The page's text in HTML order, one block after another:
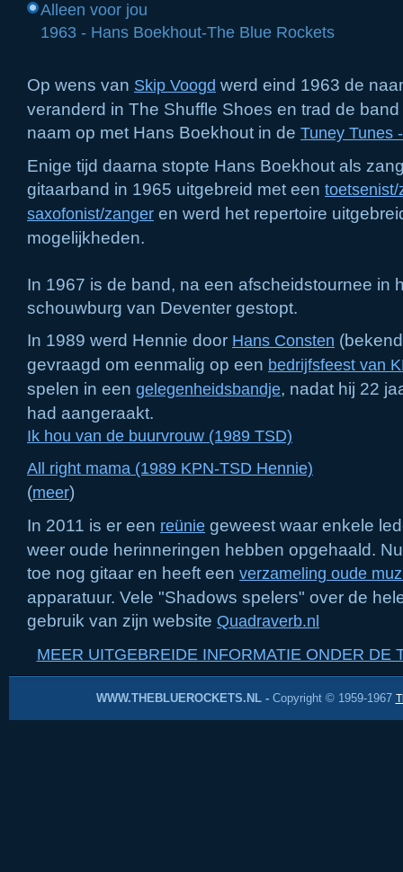
Alleen voor jou
1963 - Hans Boekhout-The Blue Rockets
Op wens van Skip Voogd werd eind 1963 de
veranderd in The Shuffle Shoes en trad de
naam op met Hans Boekhout in de Tuney Tunes
Enige tijd daarna stopte Hans Boekhout als
gitaarband in 1965 uitgebreid met een toetsenist/
saxofonist/zanger en werd het repertoire
mogelijkheden.
In 1967 is de band, na een afscheidstournee in
schouwburg van Deventer gestopt.
In 1989 werd Hennie door Hans Consten
gevraagd om eenmalig op een bedrijfsfeest van
spelen in een gelegenheidsbandje, nadat hij 22
had aangeraakt.
Ik hou van de buurvrouw (1989 TSD)
All right mama (1989 KPN-TSD Hennie)
(meer)
In 2011 is er een reünie geweest waar enkele
weer oude herinneringen hebben opgehaald.
toe nog gitaar en heeft een verzameling oude
apparatuur. Vele "Shadows spelers" over de
gebruik van zijn website Quadraverb.nl
MEER UITGEBREIDE INFORMATIE ONDER DE
WWW.THEBLUEROCKETS.NL - Copyright © 1959-1967